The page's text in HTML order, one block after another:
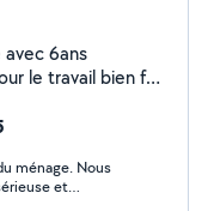
6ans
le travail bien fait
salles de
l'impression
pour les
très
ménage. Nous
et